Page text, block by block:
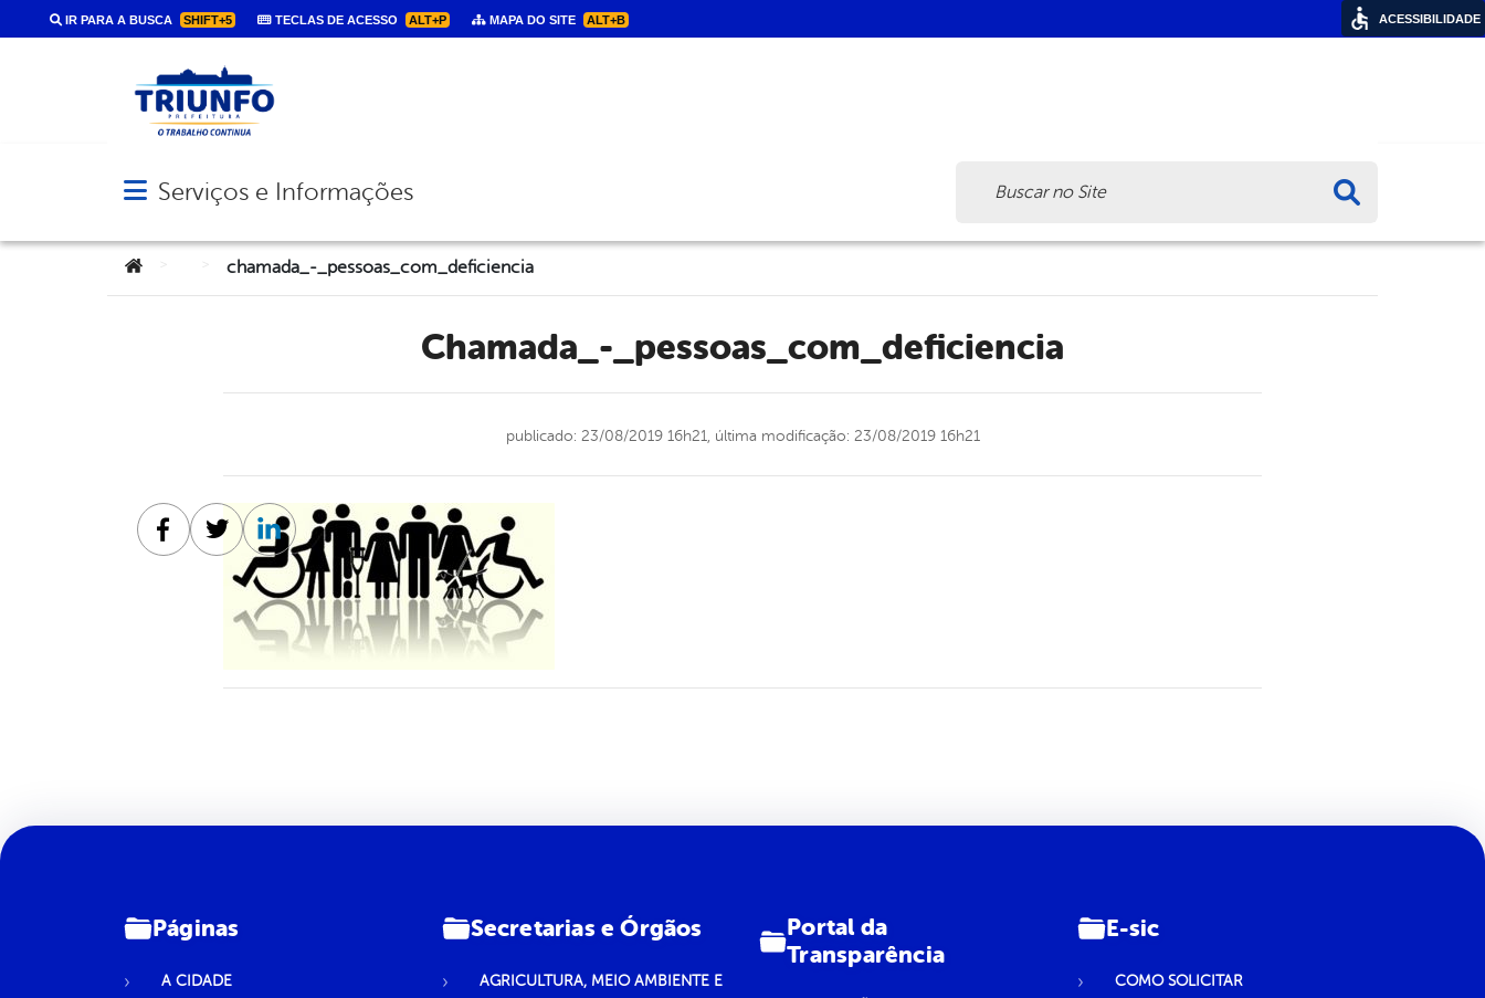
IR PARA A BUSCA SHIFT+5 TECLAS DE ACESSO ALT+P MAPA DO SITE ALT+B
Abrir menu principal de navegação
Serviços e Informações
Você está aqui:chamada_-_pessoas_com_deficiencia
chamada_-_pessoas_com_deficiencia
publicado: 23/08/2019 16h21, última modificação: 23/08/2019 16h21
Facebook
TwitterLinkedin
Páginas
A CIDADE
Secretarias e Órgãos
AGRICULTURA, MEIO AMBIENTE E
Portal da
Transparência
E-sic
COMO SOLICITAR
ACESSIBILIDADE